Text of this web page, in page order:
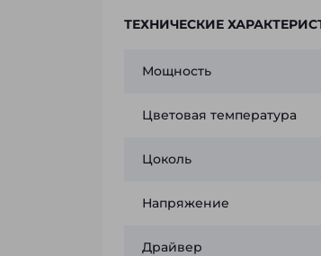
ТЕХНИЧЕСКИЕ
Мощность
Цветовая температура
Цоколь
Напряжение
Драйвер